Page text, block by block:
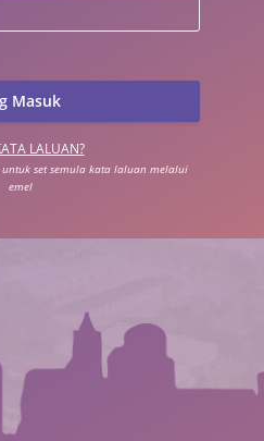
LALUAN?
set semula kata laluan melalui
emel